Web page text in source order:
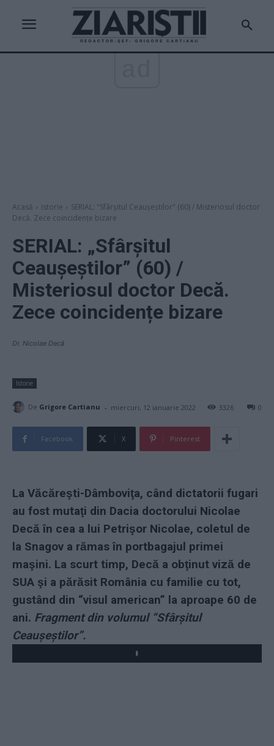
Acasă Istorie
SERIAL: "Sfârșitul Ceaușeștilor" (60) / Misteriosul doctor
Decă. Zece coincidențe bizare
SERIAL: „Sfârșitul
Ceaușeștilor” (60) /
Misteriosul doctor Decă.
Zece coincidențe bizare
Dr. Nicolae Decă
Istorie
De Grigore Cartianu - miercuri, 12 ianuarie 2022 0
3326
Facebook X Pinterest
La Văcăreşti-Dâmboviţa, când dictatorii fugari
au fost mutaţi din Dacia doctorului Nicolae
Decă în cea a lui Petrişor Nicolae, coletul de
la Snagov a rămas în portbagajul primei
maşini. La scurt timp, Decă a obţinut viză de
SUA şi a părăsit România cu familie cu tot,
gustând din “visul american” la aproape 60 de
ani. Fragment din volumul “Sfârșitul
Ceaușeștilor”.
Play